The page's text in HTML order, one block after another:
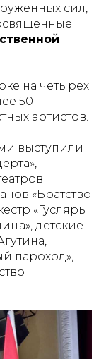
сил,
на четырех
50
артистов.
выступили
«Братство
«Гусляры
детские
пароход»,